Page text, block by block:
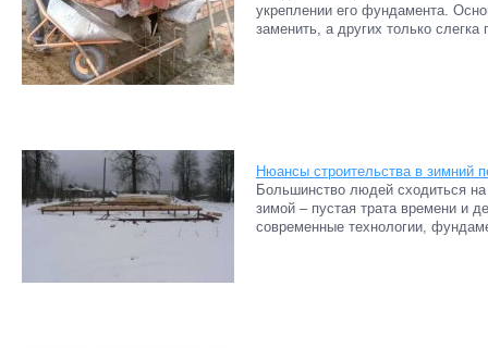
укреплении его фундамента.
заменить, а других только
Нюансы строительства в зимний
Большинство людей сходиться
зимой – пустая трата времени и
современные технологии,